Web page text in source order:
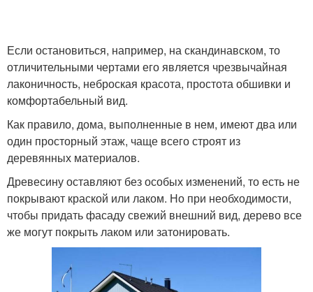
Если остановиться, например, на скандинавском, то
отличительными чертами его является чрезвычайная
лаконичность, неброская красота, простота обшивки и
комфортабельный вид.
Как правило, дома, выполненные в нем, имеют два или
один просторный этаж, чаще всего строят из
деревянных материалов.
Древесину оставляют без особых изменений, то есть не
покрывают краской или лаком. Но при необходимости,
чтобы придать фасаду свежий внешний вид, дерево все
же могут покрыть лаком или затонировать.